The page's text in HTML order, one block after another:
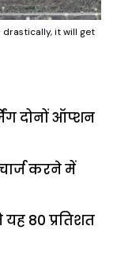
drastically, it will get
दोनों ऑप्शन
करने में
80 प्रतिशत